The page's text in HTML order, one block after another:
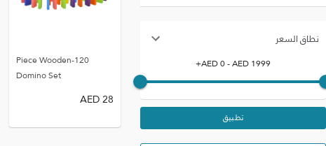
نطاق السعر
AED0- AED1999
+
تطبيق
120-Piece Wooden
Domino Set
28
AED